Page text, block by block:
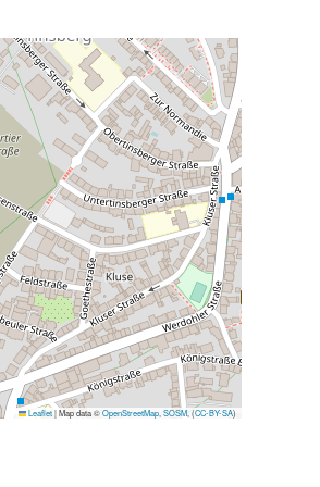
Leaflet|Map data ©OpenStreetMap SOSM , (CC-BY-SA)